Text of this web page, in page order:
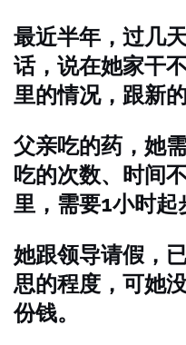
最近半年，过几
话，说在她家干
里的情况，跟新
父亲吃的药，她
吃的次数、时间
里，需要1小时起
她跟领导请假，
思的程度，可她
份钱。